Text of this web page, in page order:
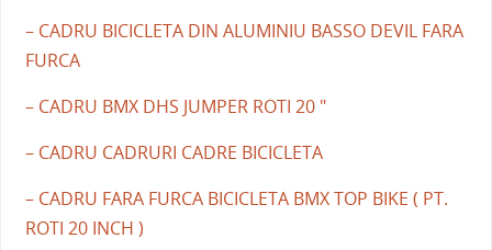
– CADRU BICICLETA DIN ALUMINIU BASSO DEVIL FARA
FURCA
– CADRU BMX DHS JUMPER ROTI 20 "
– CADRU CADRURI CADRE BICICLETA
– CADRU FARA FURCA BICICLETA BMX TOP BIKE ( PT.
ROTI 20 INCH )